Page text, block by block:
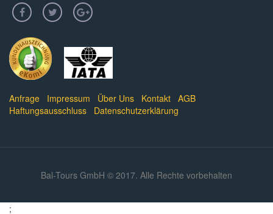
Anfrage Impressum Über Uns Kontakt AGB
Haftungsausschluss
Datenschutzerklärung
Bal-Tours GmbH © 2017. Alle Rechte vorbehalten
;